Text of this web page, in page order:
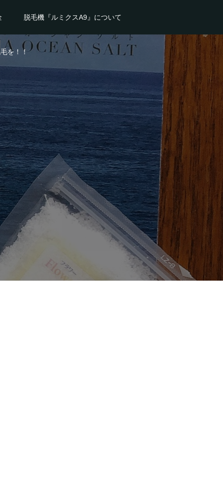
脱毛機『ルミクスA9』について
を！！